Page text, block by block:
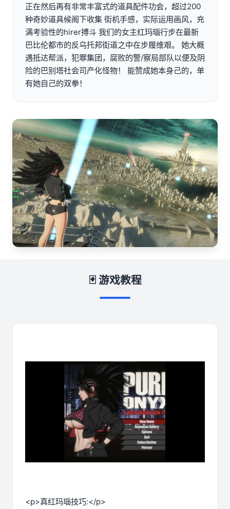
正在然后再有非常丰富式的道具配件功会，超过200
种奇妙道具候阁下收集 街机手感，实际运用画风，充
满考验性的hirer搏斗 我们的女主红玛瑙行步在最新
巴比伦都市的反乌托邦街道之中在步履维艰。 她大概
遇抵达帮派，犯罪集团，腐败的警/察局部队以便及阴
险的巴别塔社会司产化怪物！ 能赞成她本身己的，单
有她自己的双拳！
🃏 游戏教程
<p>真红玛瑙技巧:</p>